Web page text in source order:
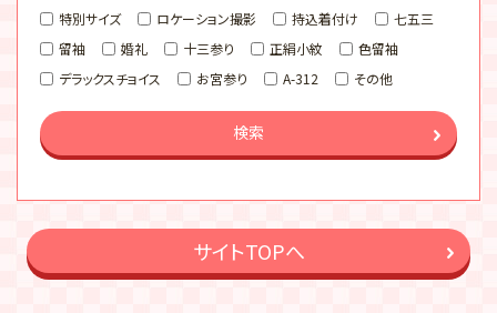
特別サイズ
ロケーション撮影 持込着付け
七五三
留袖
婚礼 十三参り 正絹小紋
色留袖
デラックスチョイス
お宮参り A-312 その他
検索
サイトTOPへ